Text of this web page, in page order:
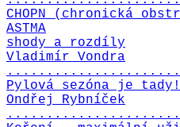
CHOPN (chronická
ASTMA
shody a rozdíly
Vladimír Vondra
Pylová sezóna je tady!
Ondřej Rybníček